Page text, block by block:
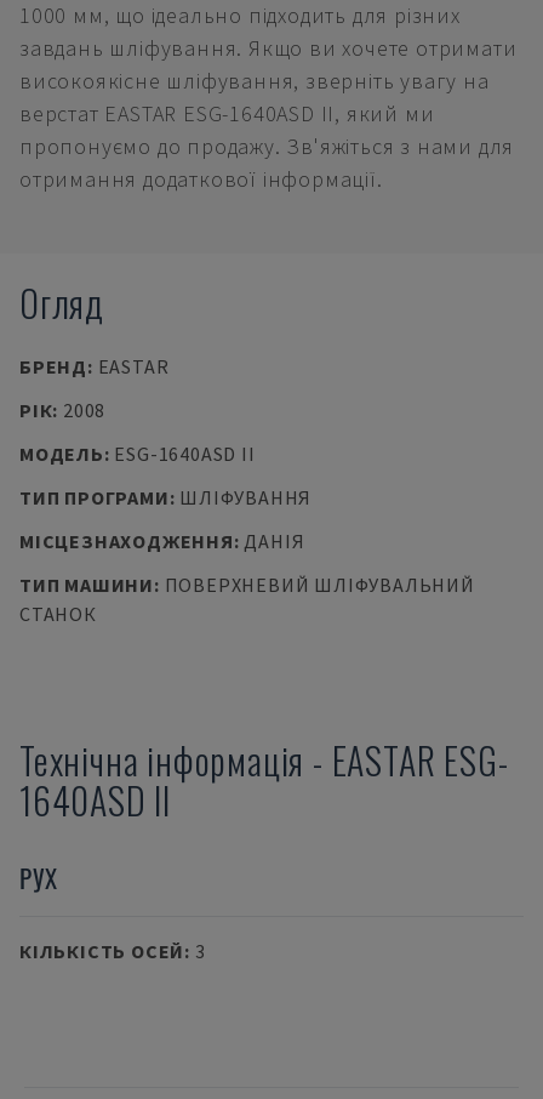
1000 мм, що ідеально підходить для різних
завдань шліфування. Якщо ви хочете отримати
високоякісне шліфування, зверніть увагу на
верстат EASTAR ESG-1640ASD II, який ми
пропонуємо до продажу. Зв'яжіться з нами для
отримання додаткової інформації.
Огляд
БРЕНД: EASTAR
РІК: 2008
МОДЕЛЬ: ESG-1640ASD II
ТИП ПРОГРАМИ: ШЛІФУВАННЯ
МІСЦЕЗНАХОДЖЕННЯ:ДАНІЯ
ТИП МАШИНИ: ПОВЕРХНЕВИЙ ШЛІФУВАЛЬНИЙ
СТАНОК
Технічна інформація - EASTAR ESG-
1640ASD II
РУХ
КІЛЬКІСТЬ ОСЕЙ: 3